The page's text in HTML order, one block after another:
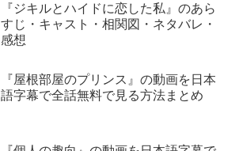
『ジキルとハイドに恋した私』のあら
すじ・キャスト・相関図・ネタバレ・
感想
『屋根部屋のプリンス』の動画を日本
語字幕で全話無料で見る方法まとめ